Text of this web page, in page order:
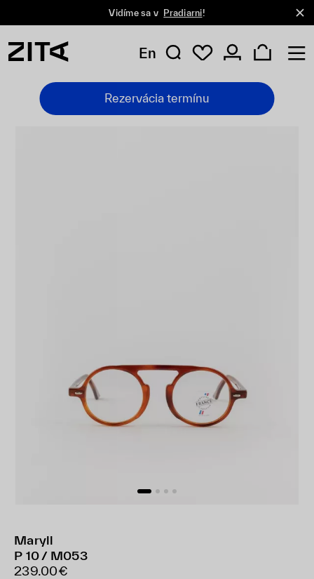
Vidíme sa v Pradiarni!
En
Rezervácia termínu
Maryll
P 10 / M053
239.00€